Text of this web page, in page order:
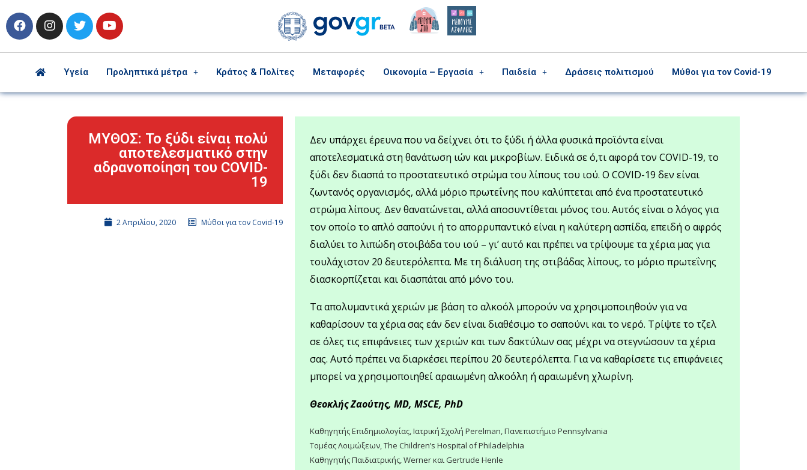
Υγεία Προληπτικά μέτρα Κράτος & Πολίτες Μεταφορές Οικονομία – Εργασία Παιδεία Δράσεις πολιτισμού Μύθοι για τον Covid-19
ΜΥΘΟΣ: Το ξύδι είναι πολύ
αποτελεσματικό στην
αδρανοποίηση του COVID-
19
2 Απριλίου, 2020 Μύθοι για τον Covid-19
Δεν υπάρχει έρευνα που να δείχνει ότι το ξύδι ή άλλα φυσικά προϊόντα είναι
αποτελεσματικά στη θανάτωση ιών και μικροβίων. Ειδικά σε ό,τι αφορά τον COVID-19, το
ξύδι δεν διασπά το προστατευτικό στρώμα του λίπους του ιού. Ο COVID-19 δεν είναι
ζωντανός οργανισμός, αλλά μόριο πρωτεΐνης που καλύπτεται από ένα προστατευτικό
στρώμα λίπους. Δεν θανατώνεται, αλλά αποσυντίθεται μόνος του. Αυτός είναι ο λόγος για
τον οποίο το απλό σαπούνι ή το απορρυπαντικό είναι η καλύτερη ασπίδα, επειδή ο αφρός
διαλύει το λιπώδη στοιβάδα του ιού – γι’ αυτό και πρέπει να τρίψουμε τα χέρια μας για
τουλάχιστον 20 δευτερόλεπτα. Με τη διάλυση της στιβάδας λίπους, το μόριο πρωτεΐνης
διασκορπίζεται και διασπάται από μόνο του.
Τα απολυμαντικά χεριών με βάση το αλκοόλ μπορούν να χρησιμοποιηθούν για να
καθαρίσουν τα χέρια σας εάν δεν είναι διαθέσιμο το σαπούνι και το νερό. Τρίψτε το τζελ
σε όλες τις επιφάνειες των χεριών και των δακτύλων σας μέχρι να στεγνώσουν τα χέρια
σας. Αυτό πρέπει να διαρκέσει περίπου 20 δευτερόλεπτα. Για να καθαρίσετε τις επιφάνειες
μπορεί να χρησιμοποιηθεί αραιωμένη αλκοόλη ή αραιωμένη χλωρίνη.
Θεοκλής Ζαούτης, MD, MSCE, PhD
Καθηγητής Επιδημιολογίας, Ιατρική Σχολή Perelman, Πανεπιστήμιο Pennsylvania
Τομέας Λοιμώξεων, The Children’s Hospital of Philadelphia
Καθηγητής Παιδιατρικής, Werner και Gertrude Henle